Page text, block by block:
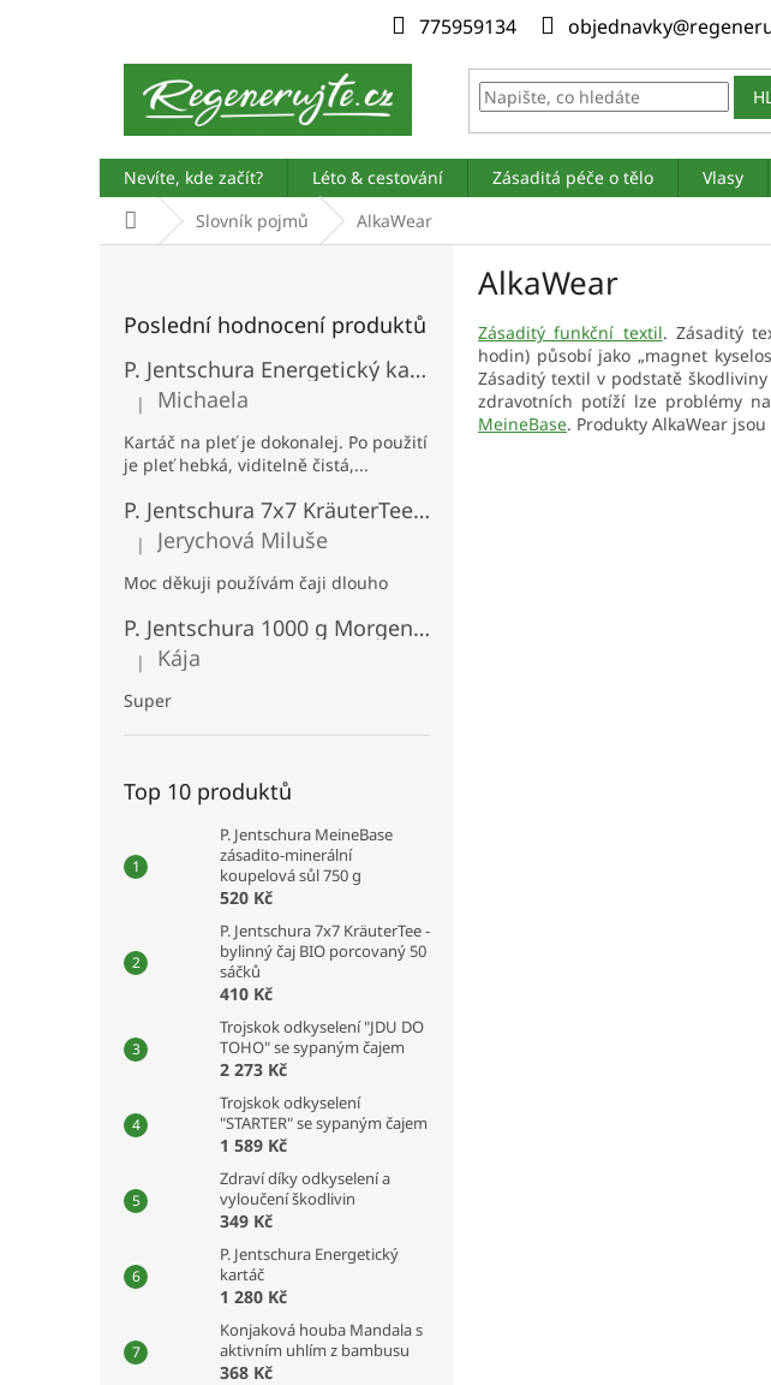
775959134
Nevíte, kde začít? Léto & cestování Zásaditá péče o tělo Vlasy
Domů Slovník pojmů AlkaWear
Poslední hodnocení produktů
P. Jentschura Energetický kartáč na obličej
Hodnocení produktu je 5 z 5 hvězdiček.
| Michaela
Kartáč na pleť je dokonalej. Po použití
je pleť hebká, viditelně čistá,...
P. Jentschura 7x7 KräuterTee - bylinný čaj BIO porcovaný 100 sáčků
Hodnocení produktu je 5 z 5 hvězdiček.
| Jerychová Miluše
Moc děkuji používám čaji dlouho
P. Jentschura 1000 g MorgenStund snídaňová kaše bezlepková BIO
Hodnocení produktu je 5 z 5 hvězdiček.
| Kája
Super
Top 10 produktů
P. Jentschura MeineBase
zásadito-minerální
koupelová sůl 750 g
520 Kč
P. Jentschura 7x7 KräuterTee -
bylinný čaj BIO porcovaný 50
sáčků
410 Kč
Trojskok odkyselení "JDU DO
TOHO" se sypaným čajem
2 273 Kč
Trojskok odkyselení
"STARTER" se sypaným čajem
1 589 Kč
Zdraví díky odkyselení a
vyloučení škodlivin
349 Kč
P. Jentschura Energetický
kartáč
1 280 Kč
Konjaková houba Mandala s
aktivním uhlím z bambusu
368 Kč
AlkaWear
Zásaditý funkční textil. Zásaditý
hodin) působí jako „magnet
Zásaditý textil v podstatě
zdravotních potíží lze problémy
MeineBase. Produkty AlkaWear